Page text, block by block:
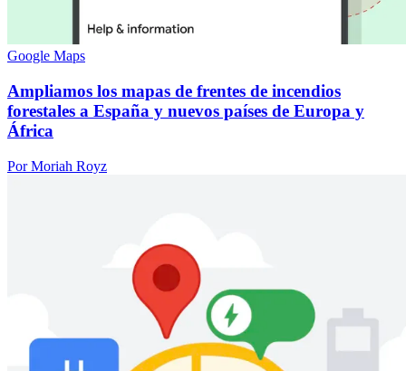
Google Maps
Ampliamos los mapas de frentes de incendios
forestales a España y nuevos países de Europa y
África
Por Moriah Royz